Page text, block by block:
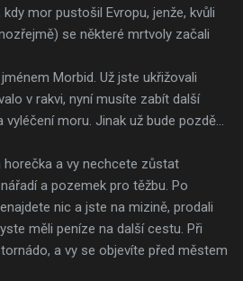
mor pustošil Evropu, jenže, kvůli
se některé mrtvoly začali
Morbid. Už jste ukřižovali
v rakvi, nyní musíte zabít další
moru. Jinak už bude pozdě...
horečka a vy nechcete zůstat
a pozemek pro těžbu. Po
nic a jste na mizině, prodali
měli peníze na další cestu. Při
a vy se objevíte před městem